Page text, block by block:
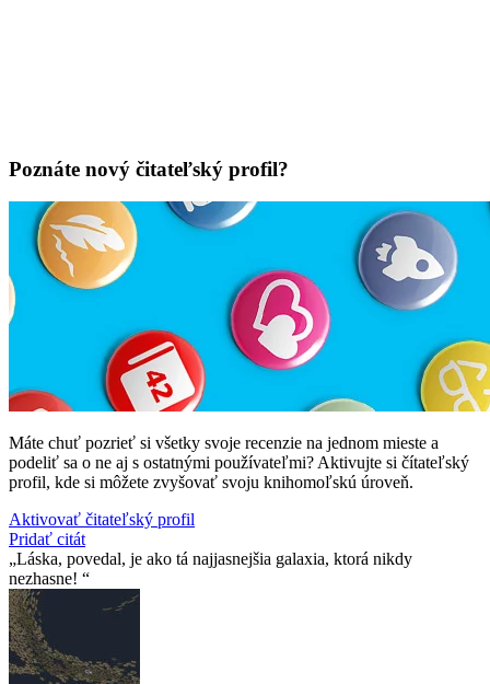
Poznáte nový čitateľský profil?
Máte chuť pozrieť si všetky svoje recenzie na jednom mieste a
podeliť sa o ne aj s ostatnými používateľmi? Aktivujte si čítateľský
profil, kde si môžete zvyšovať svoju knihomoľskú úroveň.
Aktivovať čitateľský profil
Pridať citát
Láska, povedal, je ako tá najjasnejšia galaxia, ktorá nikdy
nezhasne!